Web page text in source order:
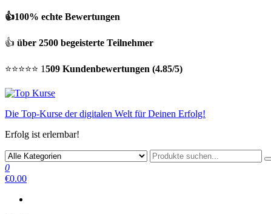
👍100% echte Bewertungen
👍 über 2500 begeisterte Teilnehmer
⭐⭐⭐⭐⭐ 1509 Kundenbewertungen (4.85/5)
Die Top-Kurse der digitalen Welt für Deinen Erfolg!
Erfolg ist erlernbar!
0
€0.00